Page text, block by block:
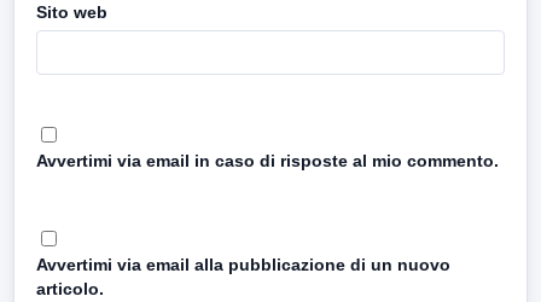
Sito web
Avvertimi via email in caso di risposte al mio commento.
Avvertimi via email alla pubblicazione di un nuovo
articolo.